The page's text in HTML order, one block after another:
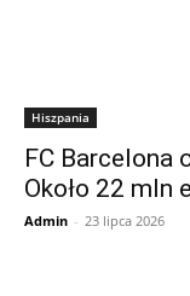
Hiszpania
FC Barcelona
Około 22 mln
Admin - 23 lipca 2026